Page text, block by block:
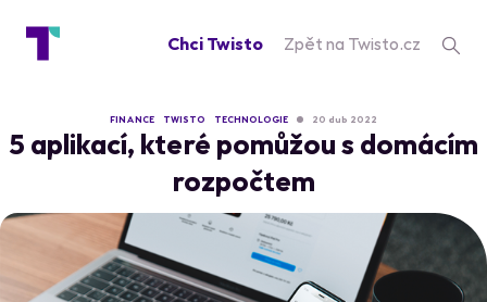
Chci Twisto Zpět na Twisto.cz
FINANCE TWISTO TECHNOLOGIE 20 dub 2022
5 aplikací, které pomůžou s domácím
rozpočtem